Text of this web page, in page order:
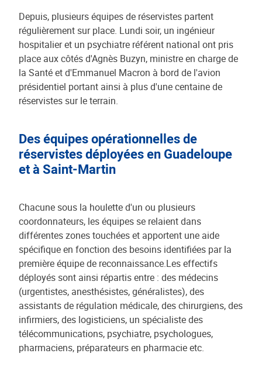
Depuis, plusieurs équipes de réservistes partent
régulièrement sur place. Lundi soir, un ingénieur
hospitalier et un psychiatre référent national ont pris
place aux côtés d'Agnès Buzyn, ministre en charge de
la Santé et d'Emmanuel Macron à bord de l'avion
présidentiel portant ainsi à plus d'une centaine de
réservistes sur le terrain.
Des équipes opérationnelles de
réservistes déployées en Guadeloupe
et à Saint-Martin
Chacune sous la houlette d'un ou plusieurs
coordonnateurs, les équipes se relaient dans
différentes zones touchées et apportent une aide
spécifique en fonction des besoins identifiées par la
première équipe de reconnaissance.Les effectifs
déployés sont ainsi répartis entre : des médecins
(urgentistes, anesthésistes, généralistes), des
assistants de régulation médicale, des chirurgiens, des
infirmiers, des logisticiens, un spécialiste des
télécommunications, psychiatre, psychologues,
pharmaciens, préparateurs en pharmacie etc.